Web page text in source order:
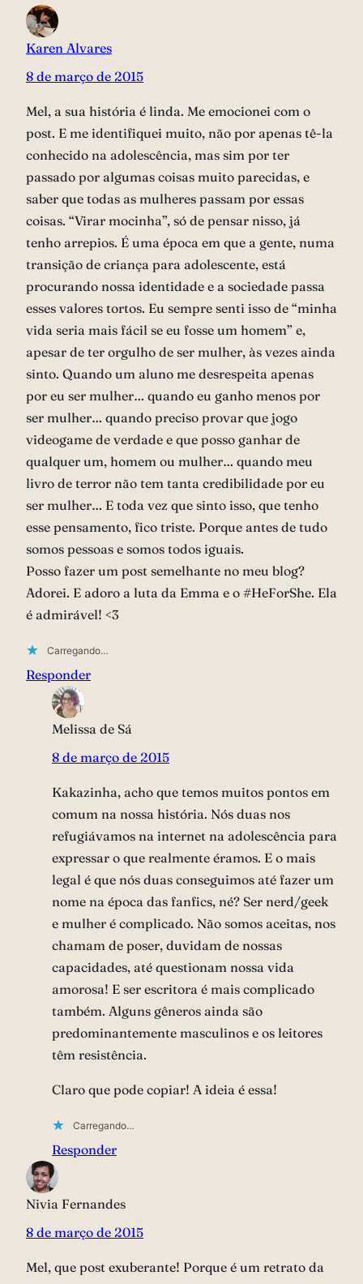
Karen Alvares
8 de março de 2015
Mel, a sua história é linda. Me emocionei com o
post. E me identifiquei muito, não por apenas tê-la
conhecido na adolescência, mas sim por ter
passado por algumas coisas muito parecidas, e
saber que todas as mulheres passam por essas
coisas. “Virar mocinha”, só de pensar nisso, já
tenho arrepios. É uma época em que a gente, numa
transição de criança para adolescente, está
procurando nossa identidade e a sociedade passa
esses valores tortos. Eu sempre senti isso de “minha
vida seria mais fácil se eu fosse um homem” e,
apesar de ter orgulho de ser mulher, às vezes ainda
sinto. Quando um aluno me desrespeita apenas
por eu ser mulher… quando eu ganho menos por
ser mulher… quando preciso provar que jogo
videogame de verdade e que posso ganhar de
qualquer um, homem ou mulher… quando meu
livro de terror não tem tanta credibilidade por eu
ser mulher… E toda vez que sinto isso, que tenho
esse pensamento, fico triste. Porque antes de tudo
somos pessoas e somos todos iguais.
Posso fazer um post semelhante no meu blog?
Adorei. E adoro a luta da Emma e o #HeForShe. Ela
é admirável! <3
Carregando…
Responder
Melissa de Sá
8 de março de 2015
Kakazinha, acho que temos muitos pontos em
comum na nossa história. Nós duas nos
refugiávamos na internet na adolescência para
expressar o que realmente éramos. E o mais
legal é que nós duas conseguimos até fazer um
nome na época das fanfics, né? Ser nerd/geek
e mulher é complicado. Não somos aceitas, nos
chamam de poser, duvidam de nossas
capacidades, até questionam nossa vida
amorosa! E ser escritora é mais complicado
também. Alguns gêneros ainda são
predominantemente masculinos e os leitores
têm resistência.
Claro que pode copiar! A ideia é essa!
Carregando…
Responder
Nivia Fernandes
8 de março de 2015
Mel, que post exuberante! Porque é um retrato da